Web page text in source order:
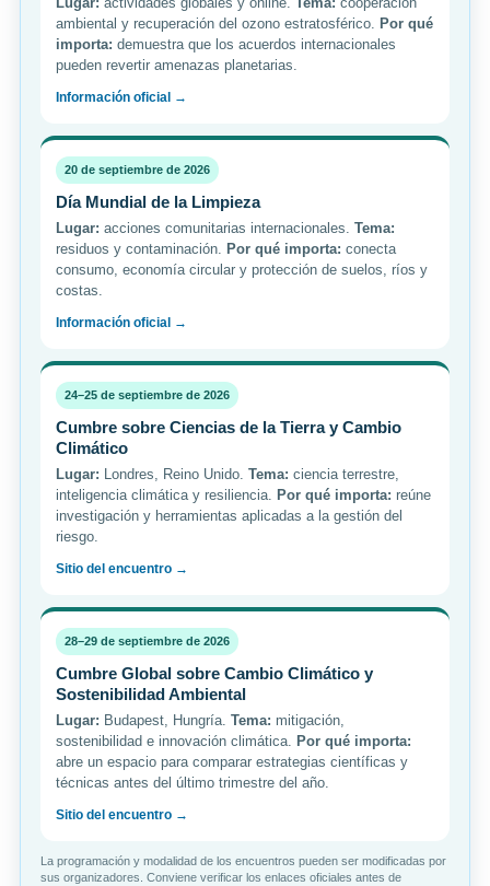
ambiental y recuperación del ozono estratosférico. Por qué
importa: demuestra que los acuerdos internacionales
pueden revertir amenazas planetarias.
Información oficial →
20 de septiembre de 2026
Día Mundial de la Limpieza
Lugar: acciones comunitarias internacionales. Tema:
residuos y contaminación. Por qué importa: conecta
consumo, economía circular y protección de suelos, ríos y
costas.
Información oficial →
24–25 de septiembre de 2026
Cumbre sobre Ciencias de la Tierra y Cambio
Climático
Lugar: Londres, Reino Unido. Tema: ciencia terrestre,
inteligencia climática y resiliencia. Por qué importa: reúne
investigación y herramientas aplicadas a la gestión del
riesgo.
Sitio del encuentro →
28–29 de septiembre de 2026
Cumbre Global sobre Cambio Climático y
Sostenibilidad Ambiental
Lugar: Budapest, Hungría. Tema: mitigación,
sostenibilidad e innovación climática. Por qué importa:
abre un espacio para comparar estrategias científicas y
técnicas antes del último trimestre del año.
Sitio del encuentro →
La programación y modalidad de los encuentros pueden ser modificadas por
sus organizadores. Conviene verificar los enlaces oficiales antes de